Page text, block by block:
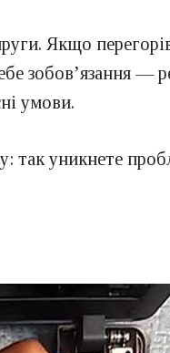
Якщо
зобов’язання —
умови.
так уникнете